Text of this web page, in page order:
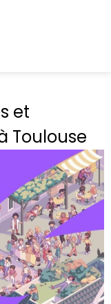
et
Toulouse